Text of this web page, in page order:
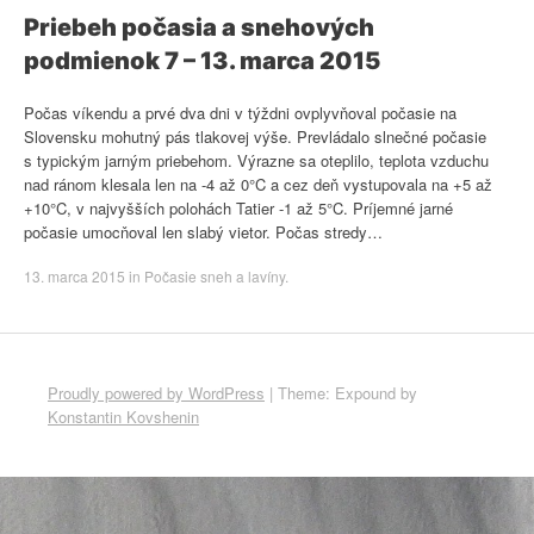
Priebeh počasia a snehových
podmienok 7 – 13. marca 2015
Počas víkendu a prvé dva dni v týždni ovplyvňoval počasie na
Slovensku mohutný pás tlakovej výše. Prevládalo slnečné počasie
s typickým jarným priebehom. Výrazne sa oteplilo, teplota vzduchu
nad ránom klesala len na -4 až 0°C a cez deň vystupovala na +5 až
+10°C, v najvyšších polohách Tatier -1 až 5°C. Príjemné jarné
počasie umocňoval len slabý vietor. Počas stredy…
13. marca 2015 in Počasie sneh a lavíny.
Proudly powered by WordPress | Theme: Expound by
Konstantin Kovshenin